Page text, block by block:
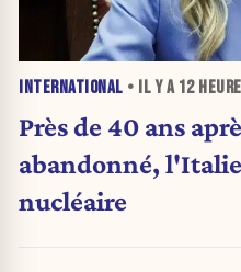
INTERNATIONAL • IL Y A 12
Près de 40 ans
abandonné,
nucléaire